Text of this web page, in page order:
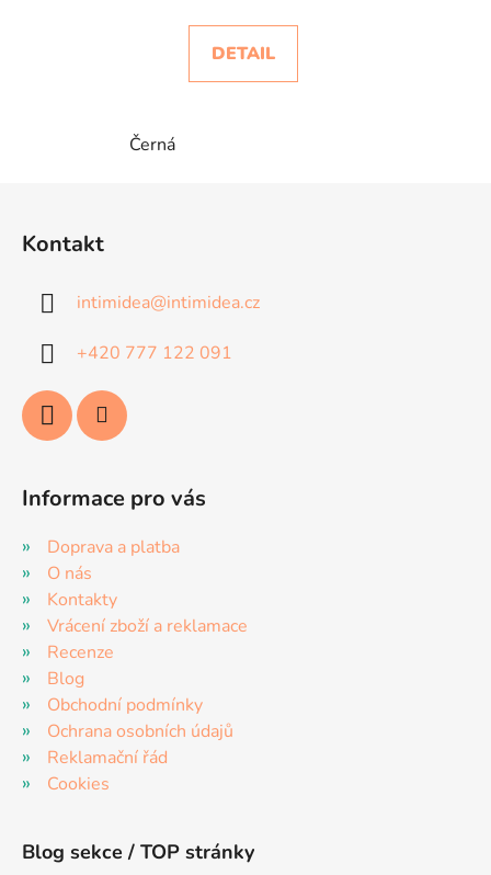
DETAIL
Černá
Kontakt
intimidea@intimidea.cz
+420 777 122 091
Informace pro vás
Doprava a platba
O nás
Kontakty
Vrácení zboží a reklamace
Recenze
Blog
Obchodní podmínky
Ochrana osobních údajů
Reklamační řád
Cookies
Blog sekce / TOP stránky